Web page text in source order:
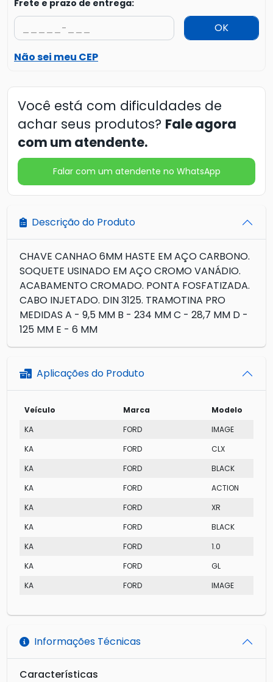
Frete e prazo de entrega:
OK
Não sei meu CEP
Você está com dificuldades de
achar seus produtos? Fale agora
com um atendente.
Falar com um atendente no WhatsApp
Descrição do Produto
CHAVE CANHAO 6MM HASTE EM AÇO CARBONO.
SOQUETE USINADO EM AÇO CROMO VANÁDIO.
ACABAMENTO CROMADO. PONTA FOSFATIZADA.
CABO INJETADO. DIN 3125. TRAMOTINA PRO
MEDIDAS A - 9,5 MM B - 234 MM C - 28,7 MM D -
125 MM E - 6 MM
Aplicações do Produto
Veículo Marca
Modelo
KA
FORD
IMAGE
KA
FORD
CLX
KA
FORD
BLACK
KA
FORD
ACTION
KA
FORD
XR
KA
FORD
BLACK
KA
FORD
1.0
KA
FORD
GL
KA
FORD IMAGE
Informações Técnicas
Características